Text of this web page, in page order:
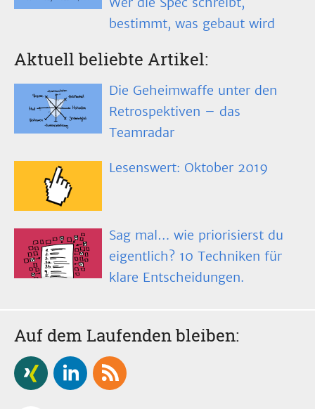
bestimmt, was gebaut wird
Aktuell beliebte Artikel:
Die Geheimwaffe unter den
Retrospektiven – das
Teamradar
Lesenswert: Oktober 2019
Sag mal… wie priorisierst du
eigentlich? 10 Techniken für
klare Entscheidungen.
Auf dem Laufenden bleiben: